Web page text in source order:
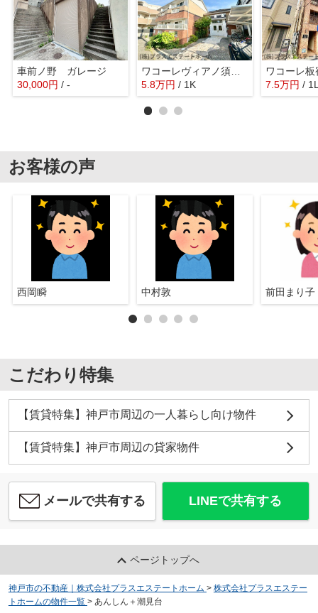
車前ノ野 ガレージ
30,000円 / -
ワコーレヴィアノ須磨関守
5.8万円 / 1K
ワコーレ板
7.5万円 /
お客様の声
西岡瞬 中村敦 前田まり子
こだわり特集
【賃貸特集】神戸市周辺の一人暮らし向け物件
【賃貸特集】神戸市周辺の貸家物件
メールで共有する LINEで共有する
ページトップへ
神戸市の不動産｜株式会社プラスエステートホーム > 株式会社プラスエステー
トホームの物件一覧 > あんしん＋潮見台